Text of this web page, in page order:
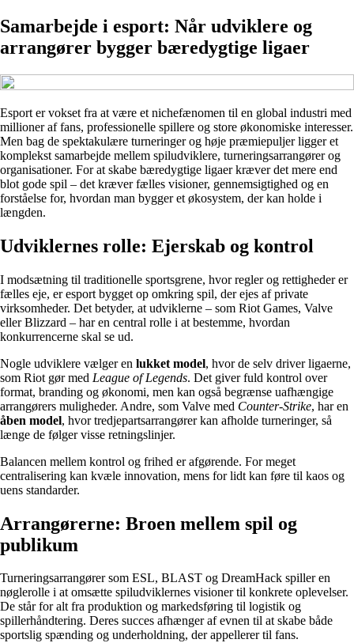
Samarbejde i esport: Når udviklere og
arrangører bygger bæredygtige ligaer
Esport er vokset fra at være et nichefænomen til en global industri med
millioner af fans, professionelle spillere og store økonomiske interesser.
Men bag de spektakulære turneringer og høje præmiepuljer ligger et
komplekst samarbejde mellem spiludviklere, turneringsarrangører og
organisationer. For at skabe bæredygtige ligaer kræver det mere end
blot gode spil – det kræver fælles visioner, gennemsigtighed og en
forståelse for, hvordan man bygger et økosystem, der kan holde i
længden.
Udviklernes rolle: Ejerskab og kontrol
I modsætning til traditionelle sportsgrene, hvor regler og rettigheder er
fælles eje, er esport bygget op omkring spil, der ejes af private
virksomheder. Det betyder, at udviklerne – som Riot Games, Valve
eller Blizzard – har en central rolle i at bestemme, hvordan
konkurrencerne skal se ud.
Nogle udviklere vælger en lukket model, hvor de selv driver ligaerne,
som Riot gør med League of Legends. Det giver fuld kontrol over
format, branding og økonomi, men kan også begrænse uafhængige
arrangørers muligheder. Andre, som Valve med Counter-Strike, har en
åben model, hvor tredjepartsarrangører kan afholde turneringer, så
længe de følger visse retningslinjer.
Balancen mellem kontrol og frihed er afgørende. For meget
centralisering kan kvæle innovation, mens for lidt kan føre til kaos og
uens standarder.
Arrangørerne: Broen mellem spil og
publikum
Turneringsarrangører som ESL, BLAST og DreamHack spiller en
nøglerolle i at omsætte spiludviklernes visioner til konkrete oplevelser.
De står for alt fra produktion og markedsføring til logistik og
spillerhåndtering. Deres succes afhænger af evnen til at skabe både
sportslig spænding og underholdning, der appellerer til fans.